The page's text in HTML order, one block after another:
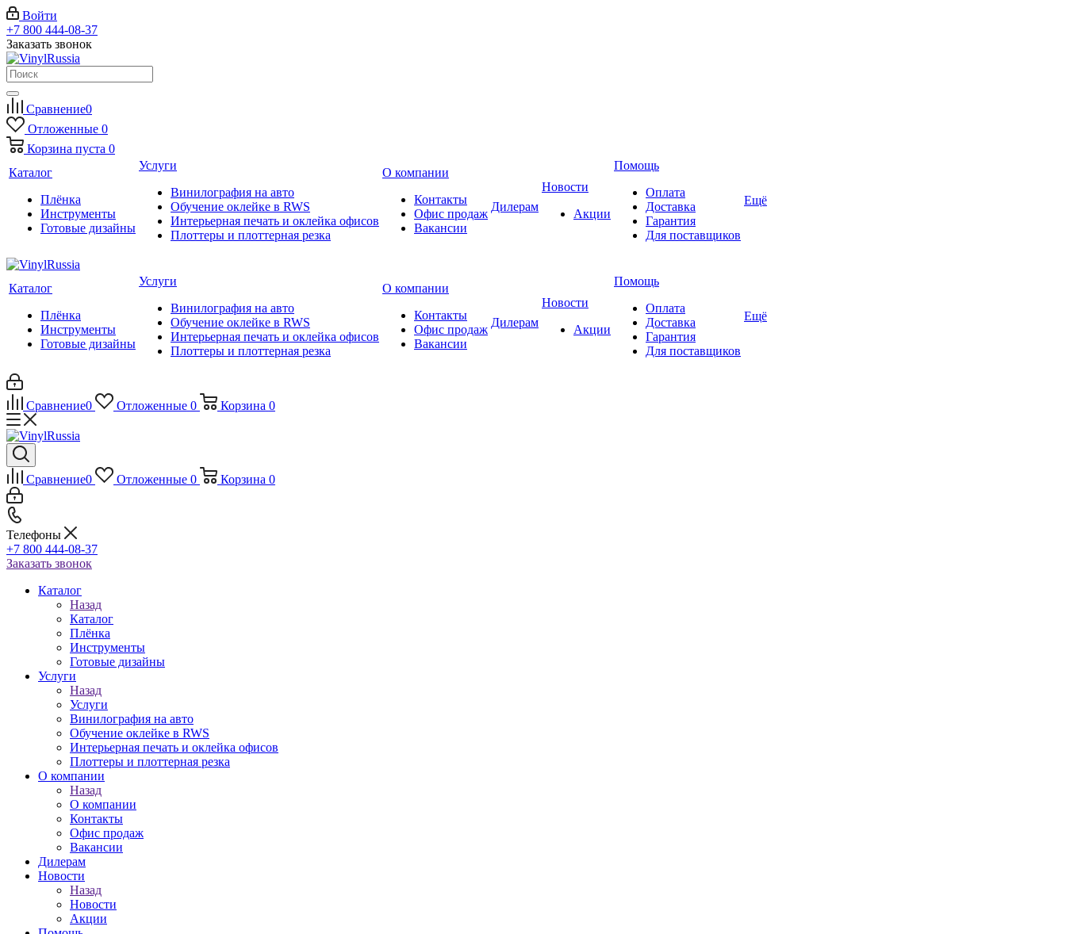
Войти
+7 800 444-08-37
Заказать звонок
Сравнение0
Отложенные 0
Корзина пуста 0
Каталог
Плёнка
Инструменты
Готовые дизайны
Услуги
Винилография на авто
Обучение оклейке в RWS
Интерьерная печать и оклейка офисов
Плоттеры и плоттерная резка
О компании
Контакты
Офис продаж
Вакансии
Дилерам
Новости
Акции
Помощь
Оплата
Доставка
Гарантия
Для поставщиков
Ещё
Каталог
Плёнка
Инструменты
Готовые дизайны
Услуги
Винилография на авто
Обучение оклейке в RWS
Интерьерная печать и оклейка офисов
Плоттеры и плоттерная резка
О компании
Контакты
Офис продаж
Вакансии
Дилерам
Новости
Акции
Помощь
Оплата
Доставка
Гарантия
Для поставщиков
Ещё
Сравнение0 Отложенные 0 Корзина 0
Сравнение0 Отложенные 0 Корзина 0
Телефоны
+7 800 444-08-37
Заказать звонок
Каталог
Назад
Каталог
Плёнка
Инструменты
Готовые дизайны
Услуги
Назад
Услуги
Винилография на авто
Обучение оклейке в RWS
Интерьерная печать и оклейка офисов
Плоттеры и плоттерная резка
О компании
Назад
О компании
Контакты
Офис продаж
Вакансии
Дилерам
Новости
Назад
Новости
Акции